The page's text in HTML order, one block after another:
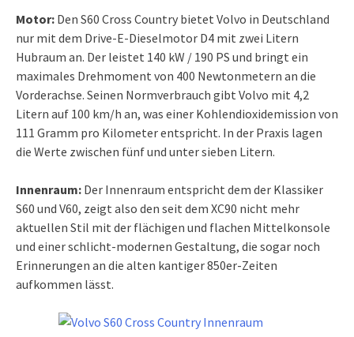
Motor: Den S60 Cross Country bietet Volvo in Deutschland
nur mit dem Drive-E-Dieselmotor D4 mit zwei Litern
Hubraum an. Der leistet 140 kW / 190 PS und bringt ein
maximales Drehmoment von 400 Newtonmetern an die
Vorderachse. Seinen Normverbrauch gibt Volvo mit 4,2
Litern auf 100 km/h an, was einer Kohlendioxidemission von
111 Gramm pro Kilometer entspricht. In der Praxis lagen
die Werte zwischen fünf und unter sieben Litern.
Innenraum: Der Innenraum entspricht dem der Klassiker
S60 und V60, zeigt also den seit dem XC90 nicht mehr
aktuellen Stil mit der flächigen und flachen Mittelkonsole
und einer schlicht-modernen Gestaltung, die sogar noch
Erinnerungen an die alten kantiger 850er-Zeiten
aufkommen lässt.